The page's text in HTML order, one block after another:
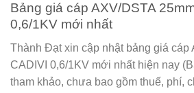
Bảng giá cáp AXV/DSTA
0,6/1KV mới nhất
Thành Đạt xin cập nhật bảng giá cáp
CADIVI 0,6/1KV mới nhất hiện nay
tham khảo, chưa bao gồm thuế, phí,